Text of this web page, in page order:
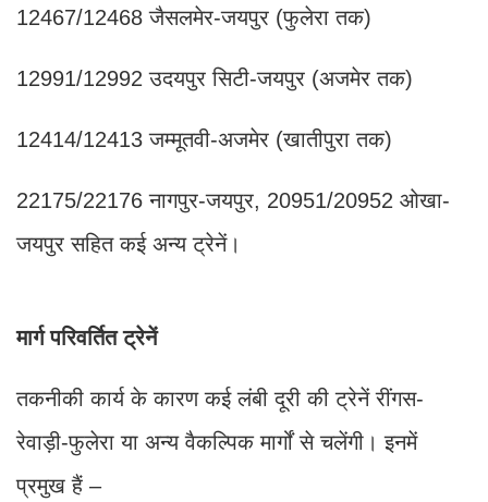
12467/12468 जैसलमेर-जयपुर (फुलेरा तक)
12991/12992 उदयपुर सिटी-जयपुर (अजमेर तक)
12414/12413 जम्मूतवी-अजमेर (खातीपुरा तक)
22175/22176 नागपुर-जयपुर, 20951/20952 ओखा-
जयपुर सहित कई अन्य ट्रेनें।
मार्ग परिवर्तित ट्रेनें
तकनीकी कार्य के कारण कई लंबी दूरी की ट्रेनें रींगस-
रेवाड़ी-फुलेरा या अन्य वैकल्पिक मार्गों से चलेंगी। इनमें
प्रमुख हैं –